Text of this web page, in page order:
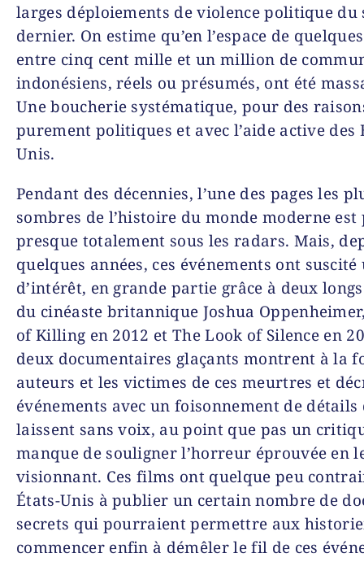
larges déploiements de violence politique du
dernier. On estime qu’en l’espace de
entre cinq cent mille et un million de
indonésiens, réels ou présumés, ont été
Une boucherie systématique, pour des
purement politiques et avec l’aide active des
Unis.
Pendant des décennies, l’une des pages les
sombres de l’histoire du monde moderne est
presque totalement sous les radars. Mais,
quelques années, ces événements ont
d’intérêt, en grande partie grâce à deux
du cinéaste britannique Joshua
of Killing en 2012 etThe Look of Silence en
deux documentaires glaçants montrent à la
auteurs et les victimes de ces meurtres et
événements avec un foisonnement de détails
laissent sans voix, au point que pas un
manque de souligner l’horreur éprouvée en
visionnant. Ces films ont quelque peu
États-Unis à publier un certain nombre de
secrets qui pourraient permettre aux
commencer enfin à démêler le fil de ces